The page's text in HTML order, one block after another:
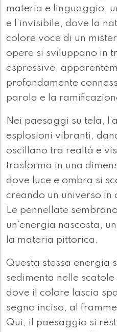
materia e linguaggio,
e l’invisibile, dove la
colore voce di un
opere si sviluppano in
espressive,
profondamente
parola e la
Nei paesaggi su tela,
esplosioni vibranti,
oscillano tra realtà e
trasforma in una
dove luce e ombra si
creando un universo in
Le pennellate
un’energia nascosta,
la materia pittorica.
Questa stessa energia
sedimenta nelle
dove il colore lascia
segno inciso, al
Qui, il paesaggio si